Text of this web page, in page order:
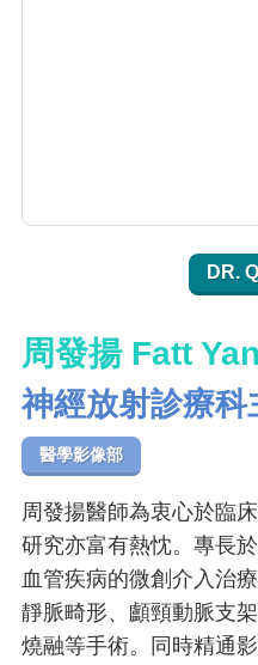
DR.
周發揚 Fatt
神經放射診療科
醫學影像部
周發揚醫師為衷心於臨
研究亦富有熱忱。專長
血管疾病的微創介入治
靜脈畸形、顱頸動脈支
燒融等手術。同時精通